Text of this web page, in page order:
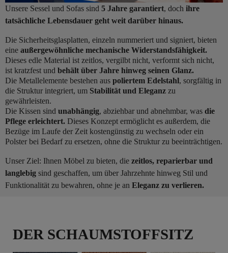
Unsere Sessel und Sofas sind 5 Jahre garantiert, doch ihre
tatsächliche Lebensdauer geht weit darüber hinaus.
Die Sicherheitsglasplatten, einzeln nummeriert und signiert, bieten
eine außergewöhnliche mechanische Widerstandsfähigkeit.
Dieses edle Material ist zeitlos, vergilbt nicht, verformt sich nicht,
ist kratzfest und behält über Jahre hinweg seinen Glanz.
Die Metallelemente bestehen aus poliertem Edelstahl, sorgfältig in
die Struktur integriert, um Stabilität und Eleganz zu
gewährleisten.
Die Kissen sind unabhängig, abziehbar und abnehmbar, was die
Pflege erleichtert. Dieses Konzept ermöglicht es außerdem, die
Bezüge im Laufe der Zeit kostengünstig zu wechseln oder ein
Polster bei Bedarf zu ersetzen, ohne die Struktur zu beeinträchtigen.
Unser Ziel: Ihnen Möbel zu bieten, die zeitlos, reparierbar und
langlebig sind geschaffen, um über Jahrzehnte hinweg Stil und
Funktionalität zu bewahren, ohne je an Eleganz zu verlieren.
DER SCHAUMSTOFFSITZ